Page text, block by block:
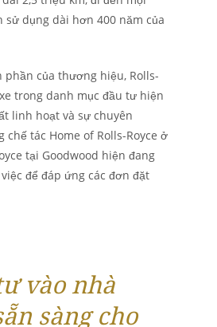
dụng dài hơn 400 năm của
của thương hiệu, Rolls-
trong danh mục đầu tư hiện
linh hoạt và sự chuyên
tác Home of Rolls-Royce ở
tại Goodwood hiện đang
để đáp ứng các đơn đặt
vào nhà
sàng cho